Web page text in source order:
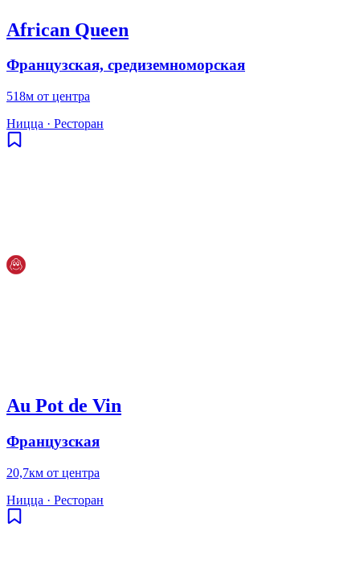
African Queen
Французская, средиземноморская
518м от центра
Ницца · Ресторан
Au Pot de Vin
Французская
20,7км от центра
Ницца · Ресторан